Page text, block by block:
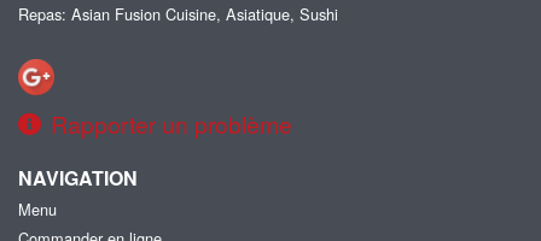
Repas: Asian Fusion Cuisine, Asiatique, Sushi
Rapporter un problème
NAVIGATION
Menu